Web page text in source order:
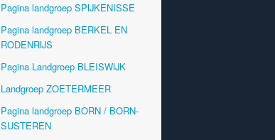
Pagina landgroep SPIJKENISSE
Pagina landgroep BERKEL EN
RODENRIJS
Pagina Landgroep BLEISWIJK
Landgroep ZOETERMEER
Pagina landgroep BORN / BORN-
SUSTEREN